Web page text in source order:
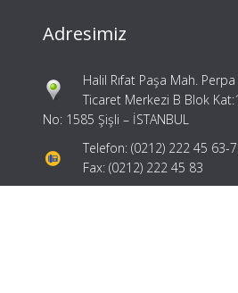
Adresimiz
Halil Rıfat Paşa Mah. Perpa
Ticaret Merkezi B Blok
No: 1585 Şişli – İSTANBUL
Telefon: (0212) 222 45 63-
Fax: (0212) 222 45 83